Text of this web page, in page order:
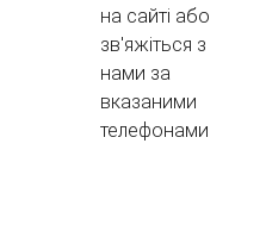
на сайті або
зв'яжіться з
нами за
вказаними
телефонами